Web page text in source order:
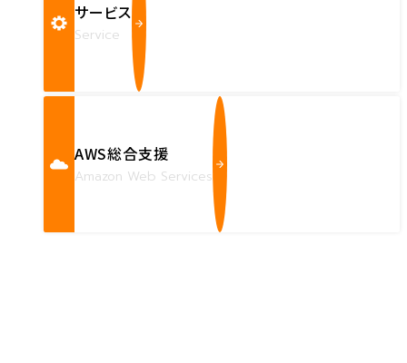
サービス
Service
AWS総合支援
Amazon Web Services